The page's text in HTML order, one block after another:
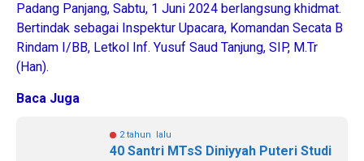
Padang Panjang, Sabtu, 1 Juni 2024 berlangsung khidmat.
Bertindak sebagai Inspektur Upacara, Komandan Secata B
Rindam I/BB, Letkol Inf. Yusuf Saud Tanjung, SIP, M.Tr
(Han).
Baca Juga
2 tahun lalu
40 Santri MTsS Diniyyah Puteri Studi